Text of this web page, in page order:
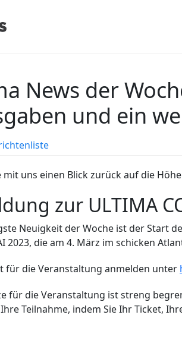
News der
und ein
mit uns einen Blick zurück auf die
zur ULTIMA
Neuigkeit der Woche ist der Start
2023, die am 4. März im schicken
für die Veranstaltung anmelden unter
für die Veranstaltung ist streng
Teilnahme, indem Sie Ihr Ticket,